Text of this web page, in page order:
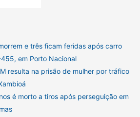
e três ficam feridas após carro
em Porto Nacional
resulta na prisão de mulher por tráfico
é morto a tiros após perseguição em